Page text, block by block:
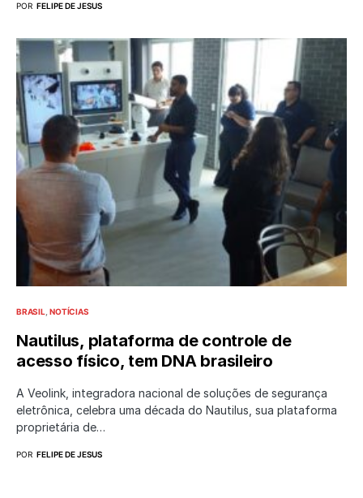
POR FELIPE DE JESUS
BRASIL NOTÍCIAS
Nautilus, plataforma de controle de
acesso físico, tem DNA brasileiro
A Veolink, integradora nacional de soluções de segurança
eletrônica, celebra uma década do Nautilus, sua plataforma
proprietária de…
POR FELIPE DE JESUS